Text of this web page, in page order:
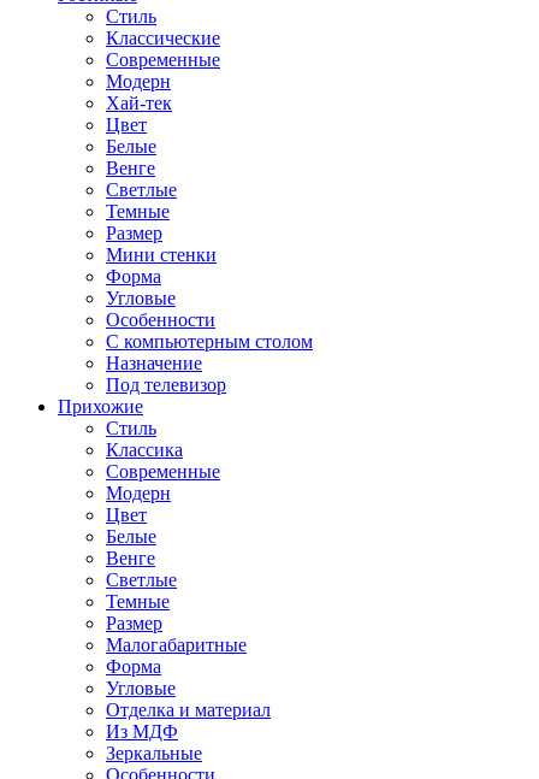
Стиль
Классические
Современные
Модерн
Хай-тек
Цвет
Белые
Венге
Светлые
Темные
Размер
Мини стенки
Форма
Угловые
Особенности
С компьютерным столом
Назначение
Под телевизор
Прихожие
Стиль
Классика
Современные
Модерн
Цвет
Белые
Венге
Светлые
Темные
Размер
Малогабаритные
Форма
Угловые
Отделка и материал
Из МДФ
Зеркальные
Особенности